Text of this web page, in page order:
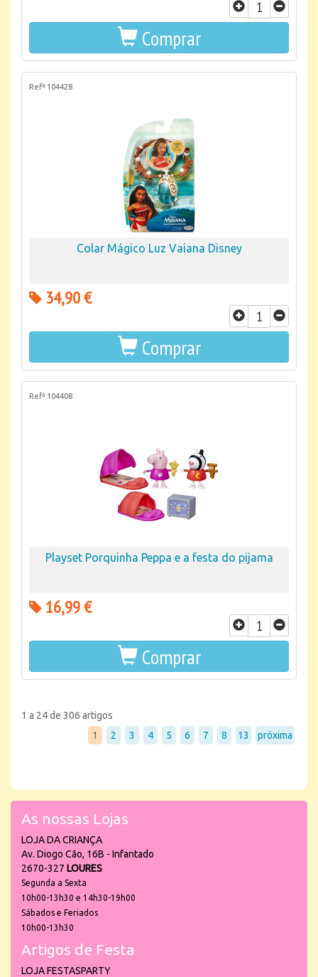
Comprar
Refª 104428
Colar Mágico Luz Vaiana Disney
34,90 €
Comprar
Refª 104408
Playset Porquinha Peppa e a festa do pijama
16,99 €
Comprar
1 a 24 de 306 artigos
1
2 3 4 5 6 7 8 13 próxima
As nossas Lojas
LOJA DA CRIANÇA
Av. Diogo Cão, 16B - Infantado
2670-327 LOURES
Segunda a Sexta
10h00-13h30 e 14h30-19h00
Sábados e Feriados
10h00-13h30
Artigos de Festa
LOJA FESTASPARTY